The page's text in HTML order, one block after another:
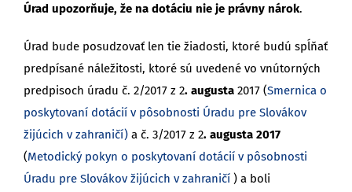
Úrad upozorňuje, že na dotáciu nie je právny nárok.
Úrad bude posudzovať len tie žiadosti, ktoré budú spĺňať
predpísané náležitosti, ktoré sú uvedené vo vnútorných
predpisoch úradu č. 2/2017 z 2. augusta 2017 (Smernica о
poskytovaní dotácií v pôsobnosti Úradu pre Slovákov
žijúcich v zahraničí) a č. 3/2017 z 2. augusta 2017
(Metodický pokyn o poskytovaní dotácií v pôsobnosti
Úradu pre Slovákov žijúcich v zahraničí ) a boli